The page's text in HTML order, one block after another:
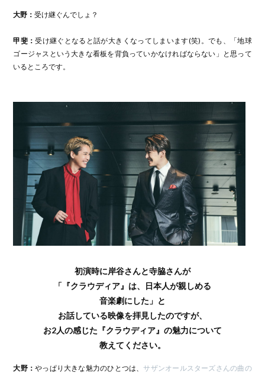
大野：受け継ぐんでしょ？
甲斐：受け継ぐとなると話が大きくなってしまいます(笑)。でも、「地球
ゴージャスという大きな看板を背負っていかなければならない」と思って
いるところです。
初演時に岸谷さんと寺脇さんが
「『クラウディア』は、日本人が親しめる
音楽劇にした」と
お話している映像を拝見したのですが、
お2人の感じた『クラウディア』の魅力について
教えてください。
大野：やっぱり大きな魅力のひとつは、サザンオールスターズさんの曲の